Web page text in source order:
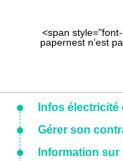
<span
papernest n’est
Infos électricité
Gérer son
Information